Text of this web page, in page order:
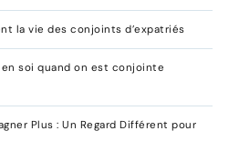
la vie des conjoints d’expatriés
soi quand on est conjointe
Plus : Un Regard Différent pour